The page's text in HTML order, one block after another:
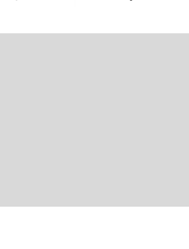
los cines de japoneses en